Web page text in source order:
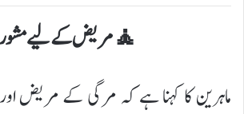
🧘 مریض کے لیے
ماہرین کا کہنا ہے کہ مرگی کے مریض